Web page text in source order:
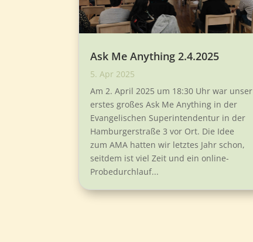
Ask Me Anything 2.4.2025
5. Apr 2025
Am 2. April 2025 um 18:30 Uhr war unser
erstes großes Ask Me Anything in der
Evangelischen Superintendentur in der
Hamburgerstraße 3 vor Ort. Die Idee
zum AMA hatten wir letztes Jahr schon,
seitdem ist viel Zeit und ein online-
Probedurchlauf...